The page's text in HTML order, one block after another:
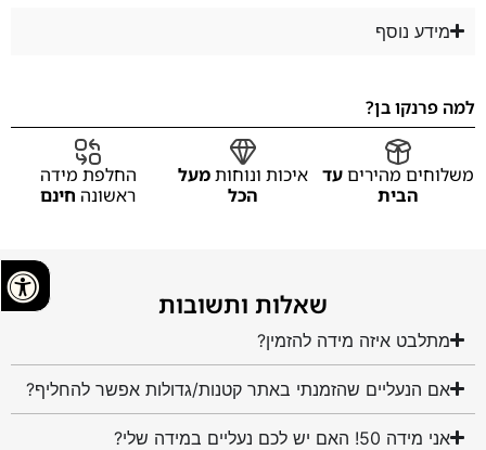
מידע נוסף
למה פרנקו בן?
משלוחים מהיריםעד
הבית
איכות ונוחותמעל
הכל
החלפת מידה
ראשונה חינם
שאלות ותשובות
מתלבט איזה מידה להזמין?
אם הנעליים שהזמנתי באתר קטנות/גדולות אפשר להחליף?
אני מידה 50! האם יש לכם נעליים במידה שלי?